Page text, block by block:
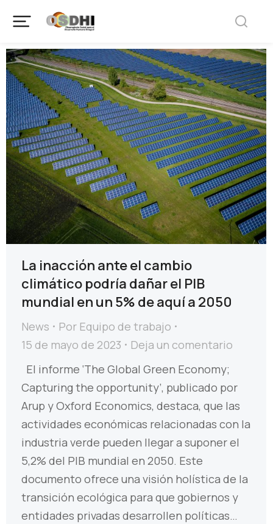
La inacción ante el cambio
climático podría dañar el PIB
mundial en un 5% de aquí a 2050
News Por Equipo de trabajo
15 de mayo de 2023
Deja un comentario
El informe ‘The Global Green Economy;
Capturing the opportunity’, publicado por
Arup y Oxford Economics, destaca, que las
actividades económicas relacionadas con la
industria verde pueden llegar a suponer el
5,2% del PIB mundial en 2050. Este
documento ofrece una visión holística de la
transición ecológica para que gobiernos y
entidades privadas desarrollen políticas…